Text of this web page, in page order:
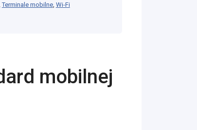
Terminale mobilne, Wi-Fi
mobilnej